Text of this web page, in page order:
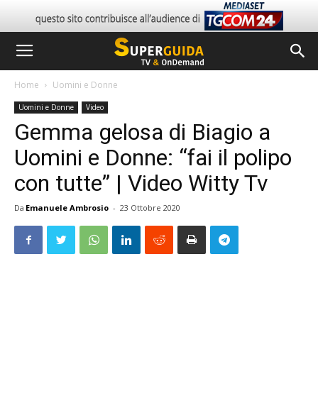
Home Uomini e Donne
Uomini e Donne Video
Gemma gelosa di Biagio a
Uomini e Donne: “fai il polipo
con tutte” | Video Witty Tv
Da Emanuele Ambrosio - 23 Ottobre 2020